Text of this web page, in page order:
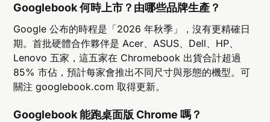
Googlebook 何時上市？由哪些品牌生產？
Google 公布的時程是「2026 年秋季」，沒有更精確日
期。首批硬體合作夥伴是 Acer、ASUS、Dell、HP、
Lenovo 五家，這五家在 Chromebook 出貨合計超過
85% 市佔，預計每家會推出不同尺寸與形態的機型。可
關注 googlebook.com 取得更新。
Googlebook 能跑桌面版 Chrome 嗎？